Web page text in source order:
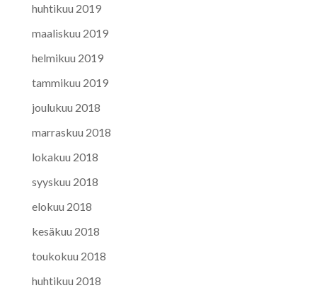
huhtikuu 2019
maaliskuu 2019
helmikuu 2019
tammikuu 2019
joulukuu 2018
marraskuu 2018
lokakuu 2018
syyskuu 2018
elokuu 2018
kesäkuu 2018
toukokuu 2018
huhtikuu 2018